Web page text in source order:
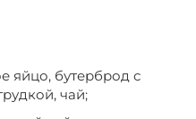
яйцо, бутерброд с
чай;